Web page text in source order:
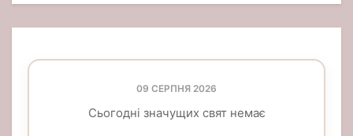
09 СЕРПНЯ 2026
Сьогодні значущих свят немає